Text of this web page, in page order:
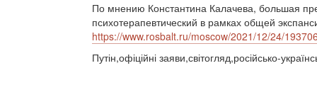
По мнению Константина Калачева, большая
психотерапевтический в рамках общей
https://www.rosbalt.ru/moscow/2021/12/24/
Путін,офіційні заяви,світогляд,російсько-